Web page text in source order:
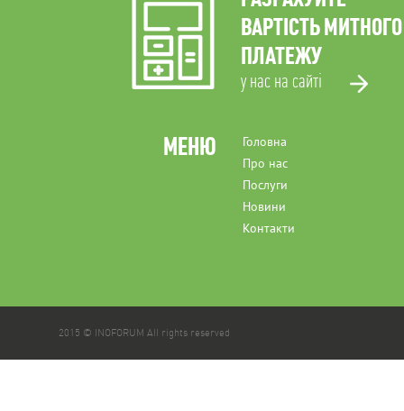
ВАРТІСТЬ МИТНОГО
ПЛАТЕЖУ
у нас на сайті
МЕНЮ
Головна
Про нас
Послуги
Новини
Контакти
2015 © INOFORUM All rights reserved